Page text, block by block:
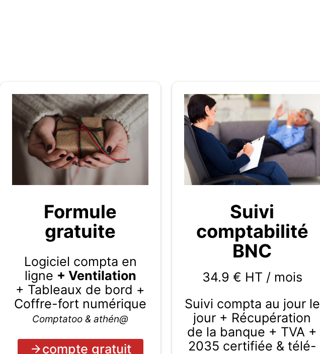
Formule
gratuite
Logiciel compta en
ligne + Ventilation
+ Tableaux de bord +
Coffre-fort numérique
Comptatoo & athén@
compte gratuit
Suivi
comptabilité
BNC
34.9 € HT / mois
Suivi compta au jour le
jour + Récupération
de la banque + TVA +
2035 certifiée & télé-